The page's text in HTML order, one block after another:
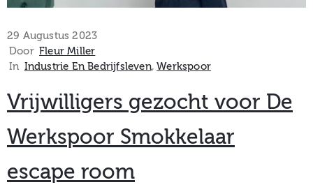
29 Augustus 2023
Door Fleur Miller
In Industrie En Bedrijfsleven‚Werkspoor
Vrijwilligers gezocht voor De
Werkspoor Smokkelaar
escape room